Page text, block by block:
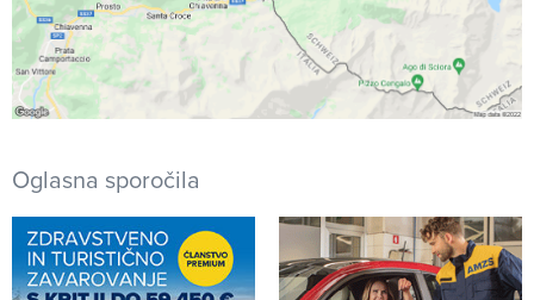
Oglasna sporočila